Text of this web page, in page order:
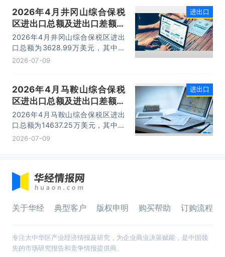
台。
2026年4月井冈山综合保税
区进出口总额及进出口差额统
计分析
2026年4月井冈山综合保税区进出
口总额为3628.99万美元，其中：
出口额为1562.95万美元，进口额为
2026-07-09
进出口
2026年4月马鞍山综合保税
区进出口总额及进出口差额统
计分析
2026年4月马鞍山综合保税区进出
口总额为14637.25万美元，其中：
出口额为14365.71万美元，进口额
2026-07-09
进出口
关于华经 典型客户 版权申明 购买帮助 订购流程
专注大中华区产业经济情报及研究，为企业商业决策赋能，是中国领
先的市场研究报告和竞争情报提供商。